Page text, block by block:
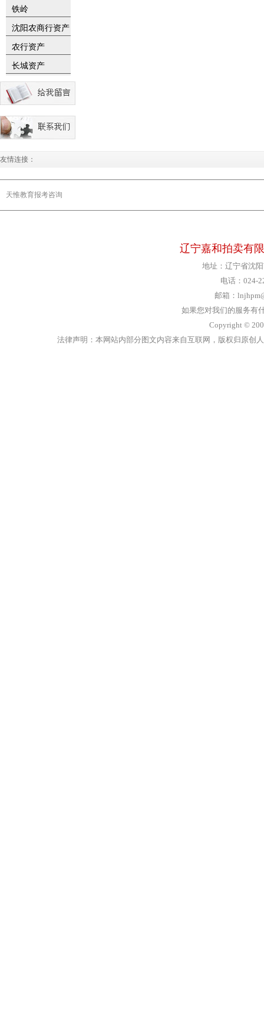
铁岭
沈阳农商行资产
农行资产
长城资产
友情连接：
天惟教育报考咨询
辽宁嘉和拍卖有
地址：辽宁省沈
电话：024-
邮箱：
如果您对我们的服务有
Copyright ©
法律声明：本网站内部分图文内容来自互联网，版权归原创